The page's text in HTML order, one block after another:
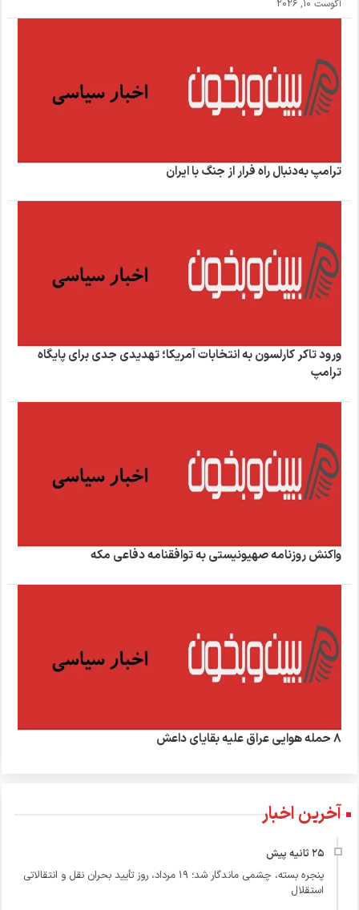
آگوست 10, 2026
ترامپ به‌دنبال راه فرار از جنگ با ایران
ورود تاکر کارلسون به انتخابات آمریکا؛ تهدیدی جدی برای پایگاه
ترامپ
واکنش روزنامه صهیونیستی به توافقنامه دفاعی مکه
۸ حمله هوایی عراق علیه بقایای داعش
آخرین اخبار
پنجره بسته، چشمی ماندگار شد؛ ۱۹ مرداد، روز تأیید بحران نقل و انتقالاتی
استقلال